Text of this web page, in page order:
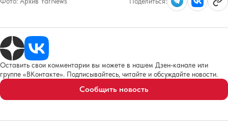
Оставить свои комментарии вы можете в нашем Дзен-канале или
группе «ВКонтакте». Подписывайтесь, читайте и обсуждайте новости.
Сообщить новость